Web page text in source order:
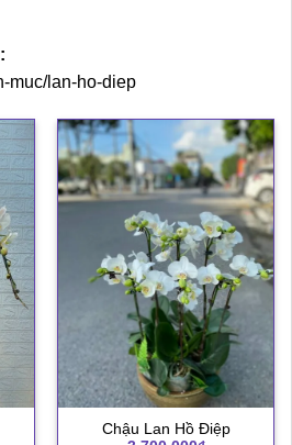
muc/lan-ho-diep
Chậu Lan Hồ Điệp